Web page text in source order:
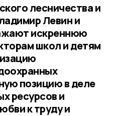
лесничества и
Левин и
искреннюю
школ и детям
позицию в деле
ресурсов и
к труду и